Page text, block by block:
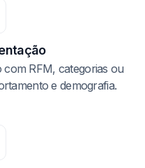
com RFM, categorias ou
e demografia.